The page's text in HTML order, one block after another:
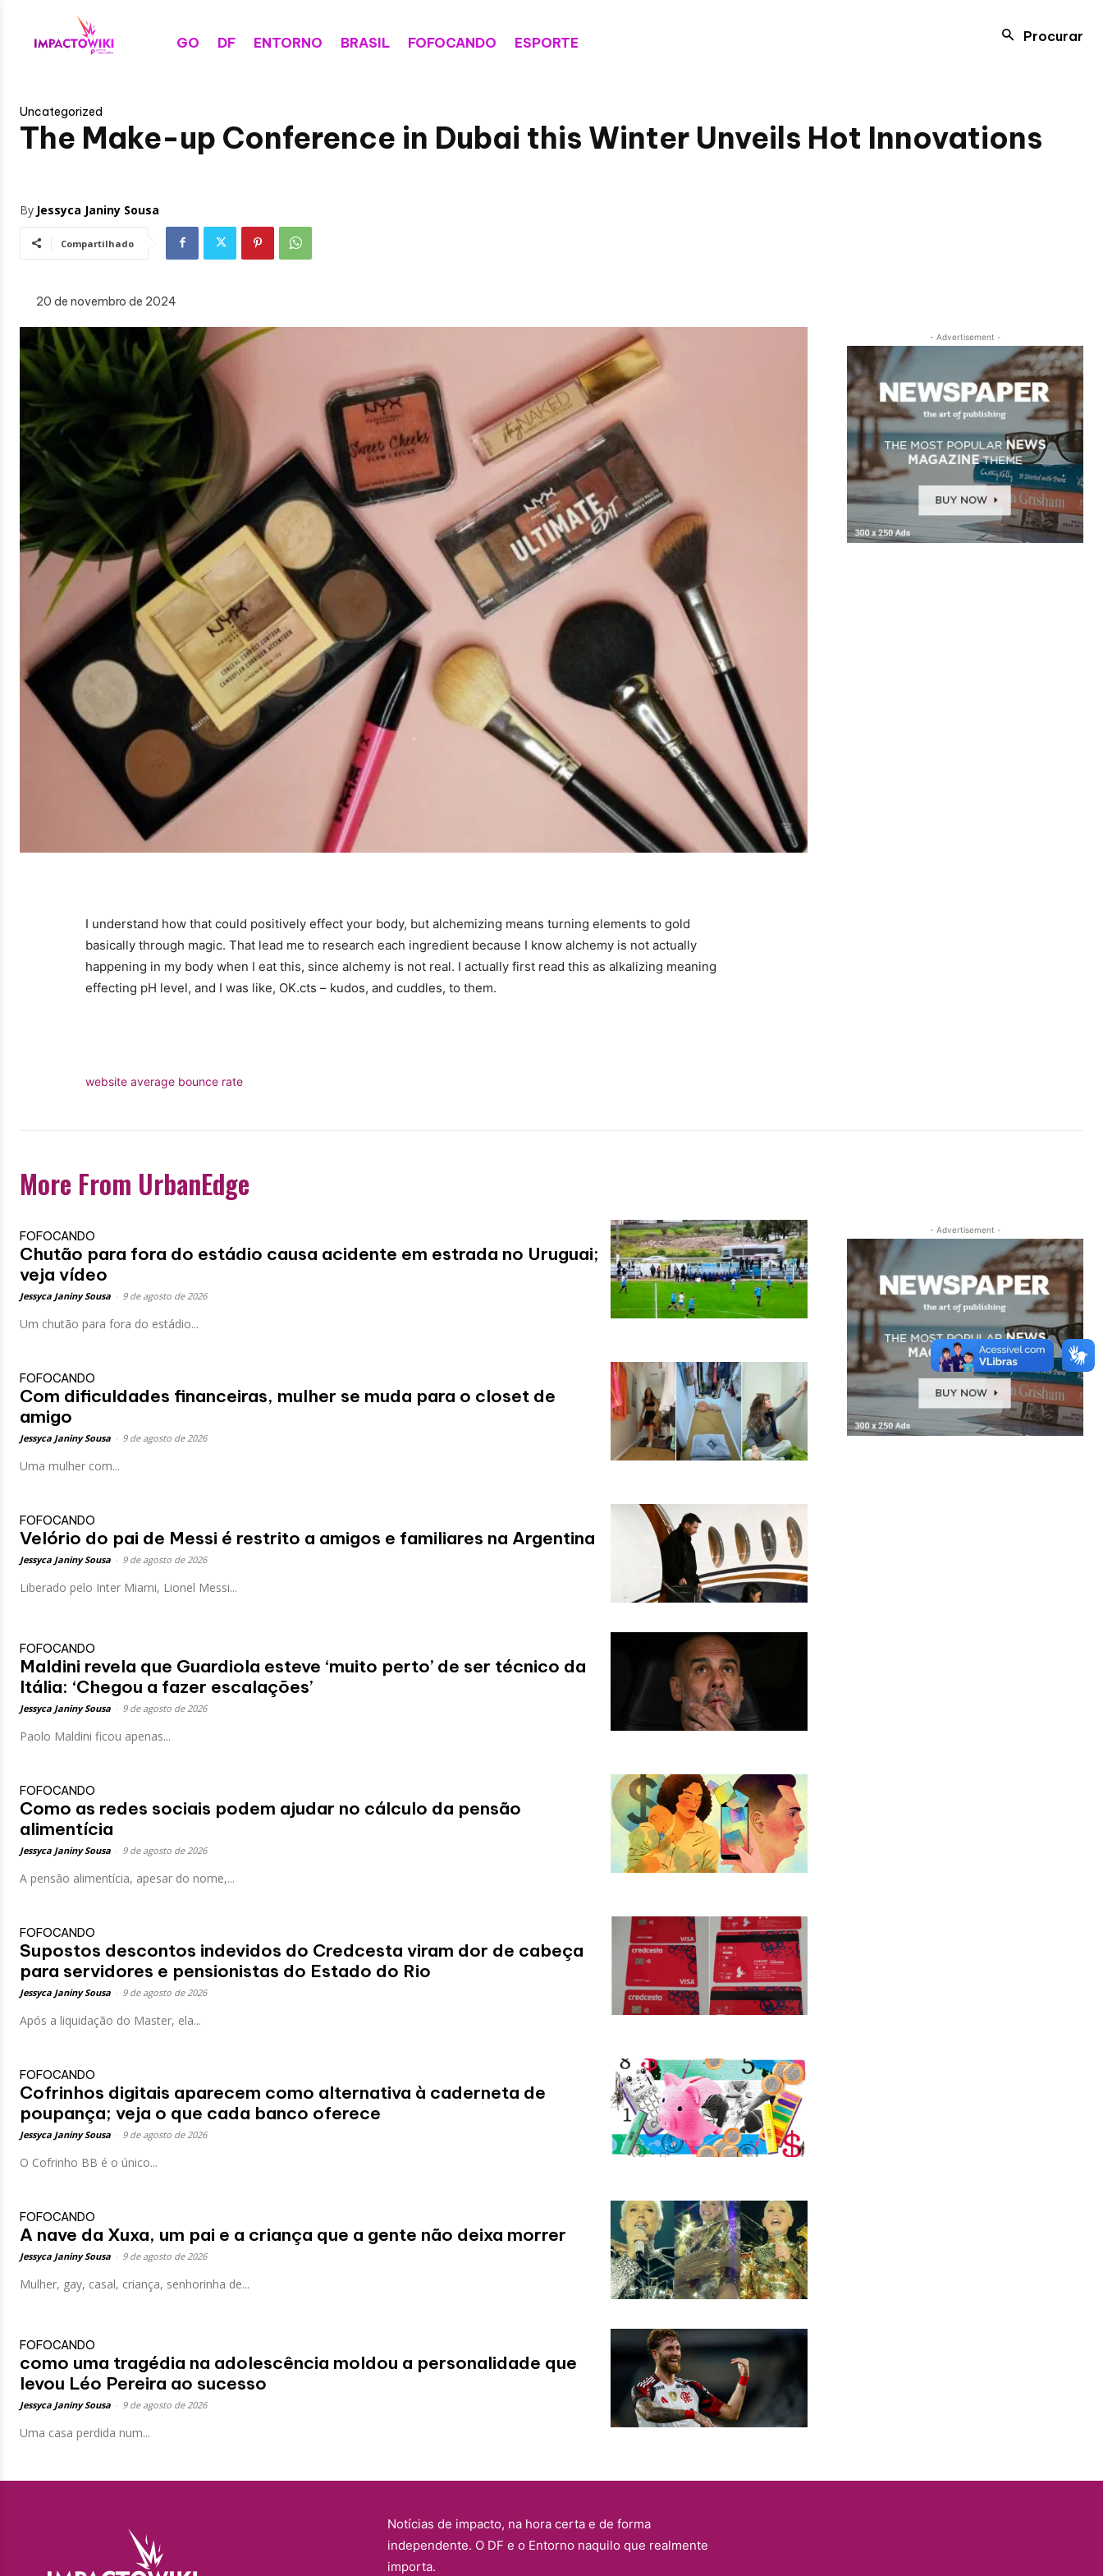
GO DF ENTORNO BRASIL FOFOCANDO ESPORTE Procurar
Uncategorized
The Make-up Conference in Dubai this Winter Unveils Hot Innovations
By Jessyca Janiny Sousa
Compartilhado
20 de novembro de 2024
I understand how that could positively effect your body, but alchemizing means turning elements to gold
basically through magic. That lead me to research each ingredient because I know alchemy is not actually
happening in my body when I eat this, since alchemy is not real. I actually first read this as alkalizing meaning
effecting pH level, and I was like, OK.cts – kudos, and cuddles, to them.
website average bounce rate
- Advertisement -
More From UrbanEdge
FOFOCANDO
Chutão para fora do estádio causa acidente em estrada no Uruguai;
veja vídeo
Jessyca Janiny Sousa 9 de agosto de 2026
Um chutão para fora do estádio...
FOFOCANDO
Com dificuldades financeiras, mulher se muda para o closet de
amigo
Jessyca Janiny Sousa 9 de agosto de 2026
Uma mulher com...
FOFOCANDO
Velório do pai de Messi é restrito a amigos e familiares na Argentina
Jessyca Janiny Sousa 9 de agosto de 2026
Liberado pelo Inter Miami, Lionel Messi...
FOFOCANDO
Maldini revela que Guardiola esteve ‘muito perto’ de ser técnico da
Itália: ‘Chegou a fazer escalações’
Jessyca Janiny Sousa 9 de agosto de 2026
Paolo Maldini ficou apenas...
FOFOCANDO
Como as redes sociais podem ajudar no cálculo da pensão
alimentícia
Jessyca Janiny Sousa 9 de agosto de 2026
A pensão alimentícia, apesar do nome,...
FOFOCANDO
Supostos descontos indevidos do Credcesta viram dor de cabeça
para servidores e pensionistas do Estado do Rio
Jessyca Janiny Sousa 9 de agosto de 2026
Após a liquidação do Master, ela...
FOFOCANDO
Cofrinhos digitais aparecem como alternativa à caderneta de
poupança; veja o que cada banco oferece
Jessyca Janiny Sousa 9 de agosto de 2026
O Cofrinho BB é o único...
FOFOCANDO
A nave da Xuxa, um pai e a criança que a gente não deixa morrer
Jessyca Janiny Sousa 9 de agosto de 2026
Mulher, gay, casal, criança, senhorinha de...
FOFOCANDO
como uma tragédia na adolescência moldou a personalidade que
levou Léo Pereira ao sucesso
Jessyca Janiny Sousa 9 de agosto de 2026
Uma casa perdida num...
- Advertisement -
Notícias de impacto, na hora certa e de forma
independente. O DF e o Entorno naquilo que realmente
importa.